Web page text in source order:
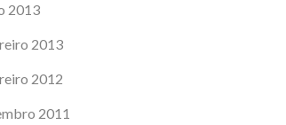
2013
2013
2012
2011